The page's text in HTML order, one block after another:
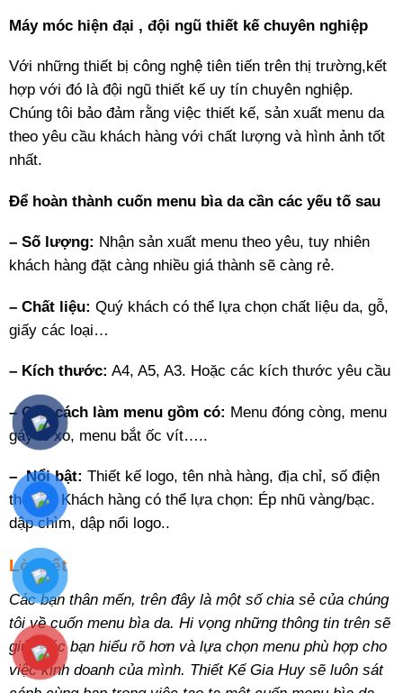
Máy móc hiện đại , đội ngũ thiết kế chuyên nghiệp
Với những thiết bị công nghệ tiên tiến trên thị trường,kết
hợp với đó là đội ngũ thiết kế uy tín chuyên nghiệp.
Chúng tôi bảo đảm rằng việc thiết kế, sản xuất menu da
theo yêu cầu khách hàng với chất lượng và hình ảnh tốt
nhất.
Để hoàn thành cuốn menu bìa da cần các yếu tố sau
– Số lượng: Nhận sản xuất menu theo yêu, tuy nhiên
khách hàng đặt càng nhiều giá thành sẽ càng rẻ.
– Chất liệu: Quý khách có thể lựa chọn chất liệu da, gỗ,
giấy các loại…
– Kích thước: A4, A5, A3. Hoặc các kích thước yêu cầu
– Quy cách làm menu gồm có: Menu đóng còng, menu
gáy lò xo, menu bắt ốc vít…..
– Nổi bật: Thiết kế logo, tên nhà hàng, địa chỉ, số điện
thoại… Khách hàng có thể lựa chọn: Ép nhũ vàng/bạc.
dập chìm, dập nổi logo..
Lời kết
Các bạn thân mến, trên đây là một số chia sẻ của chúng
tôi về cuốn menu bìa da. Hi vọng những thông tin trên sẽ
giúp các bạn hiểu rõ hơn và lựa chọn menu phù hợp cho
việc kinh doanh của mình. Thiết Kế Gia Huy sẽ luôn sát